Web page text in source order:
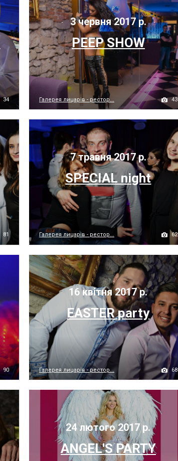
34
3 червня 2017 р.
PEEP SHOW
Галерея лицарів - рестор... 43
81
7 травня 2017 р.
SPECIAL night
Галерея лицарів - рестор... 62
90
16 квітня 2017 р.
EASTER party
Галерея лицарів - рестор... 68
24 лютого 2017 р.
ANGEL'S PARTY